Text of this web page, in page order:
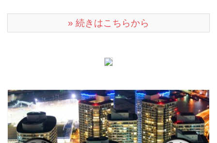
» 続きはこちらから